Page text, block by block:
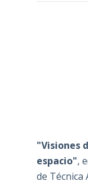
"Visiones
espacio",
de Técnica